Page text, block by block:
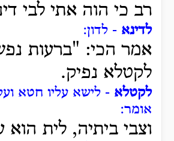
רב כי הוה אתי לבי
לדינא - לדון:
אמר הכי: "ברעות
לקטלא נפיק.
לקטלא - לישא עליו חטא
אומר:
וצבי ביתיה, לית הוא